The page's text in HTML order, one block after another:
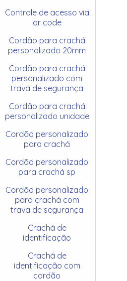
Controle de acesso via
qr code
Cordão para crachá
personalizado 20mm
Cordão para crachá
personalizado com
trava de segurança
Cordão para crachá
personalizado unidade
Cordão personalizado
para crachá
Cordão personalizado
para crachá sp
Cordão personalizado
para crachá com
trava de segurança
Crachá de
identificação
Crachá de
identificação com
cordão